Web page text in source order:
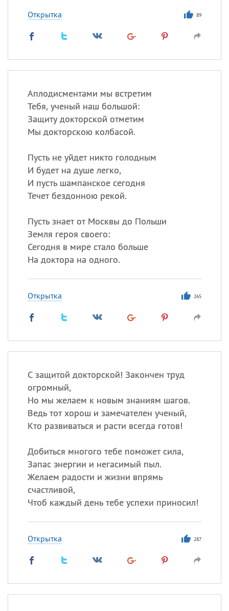
Открытка 89
Аплодисментами мы встретим
Тебя, ученый наш большой:
Защиту докторской отметим
Мы докторскою колбасой.
Пусть не уйдет никто голодным
И будет на душе легко,
И пусть шампанское сегодня
Течет бездонною рекой.
Пусть знает от Москвы до Польши
Земля героя своего:
Сегодня в мире стало больше
На доктора на одного.
Открытка 265
С защитой докторской! Закончен труд
огромный,
Но мы желаем к новым знаниям шагов.
Ведь тот хорош и замечателен ученый,
Кто развиваться и расти всегда готов!
Добиться многого тебе поможет сила,
Запас энергии и негасимый пыл.
Желаем радости и жизни впрямь
счастливой,
Чтоб каждый день тебе успехи приносил!
Открытка 287